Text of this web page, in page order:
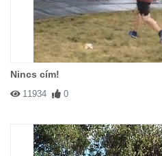
Nincs cím!
11934 0